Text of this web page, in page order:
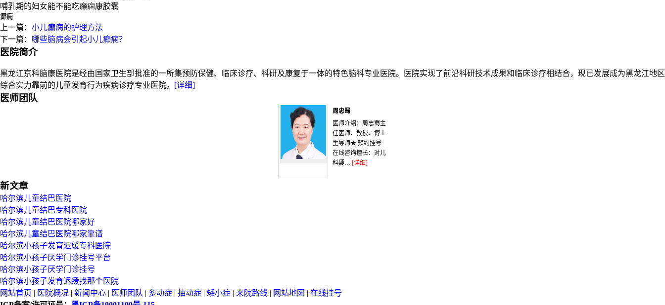
哺乳期的妇女能不能吃癫痫康胶囊
上一篇： 小儿癫痫的护理方法
下一篇： 哪些脑病会引起小儿癫痫？
医院简介
黑龙江京科脑康医院是经由国家卫生部批准的一所集预防保健、临床诊疗、科研及康复于一体的特色脑科专业医院。医院实现了前沿科研技术成果和临床诊疗相结合，现已发展成为黑龙江地区
综合实力靠前的儿童发育行为疾病诊疗专业医院。 [详细]
医师团队
周忠蜀
医师介绍：周忠蜀主
任医师、教授、博士
生导师★ 预约挂号
在线咨询擅长：对儿
科疑… [详细]
新文章
哈尔滨儿童结巴医院
哈尔滨儿童结巴专科医院
哈尔滨儿童结巴医院哪家好
哈尔滨儿童结巴医院哪家靠谱
哈尔滨小孩子发育迟缓专科医院
哈尔滨小孩子厌学门诊挂号平台
哈尔滨小孩子厌学门诊挂号
哈尔滨小孩子发育迟缓找那个医院
网站首页 | 医院概况 | 新闻中心 | 医师团队 | 多动症 | 抽动症 | 矮小症 | 来院路线 | 网站地图 | 在线挂号